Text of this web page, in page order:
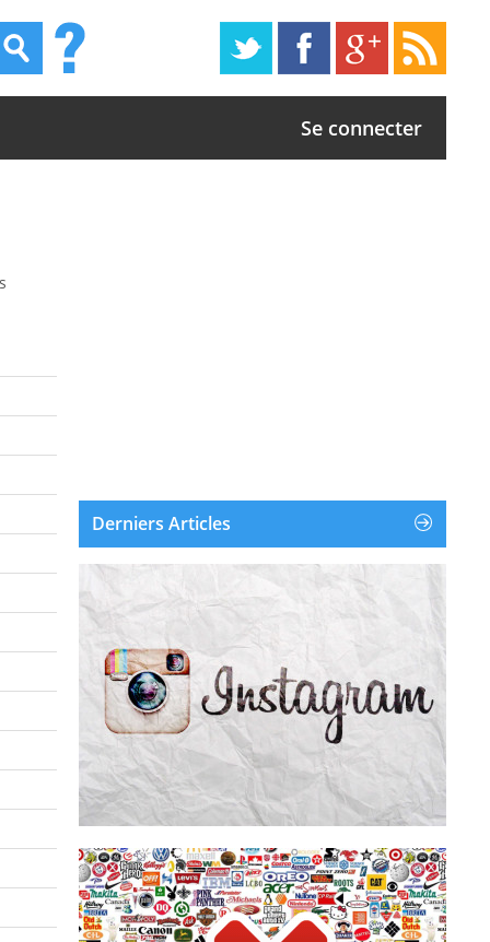
Se connecter
Derniers Articles
Instagram est une application et un service en
ligne de partage de photos et de vidéos
disponible sur iOS, Android et Windows
Phone. Instagram a été créé et lancé en
octobre 2010. Le 9 avril 2012, Facebook a
racheté Instagram pour environ un milliard...
Supprimer un compte Instagram
Supprimer la publicité